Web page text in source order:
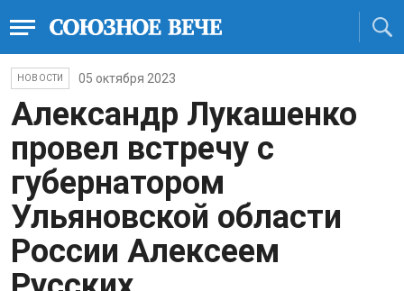
НОВОСТИ 05 октября 2023
Александр Лукашенко
провел встречу с
губернатором
Ульяновской области
России Алексеем